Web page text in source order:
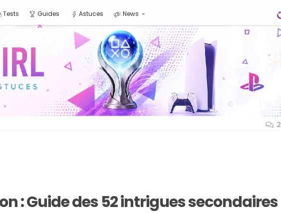
Tests Guides Astuces News
2
: Guide des 52 intrigues secondaires